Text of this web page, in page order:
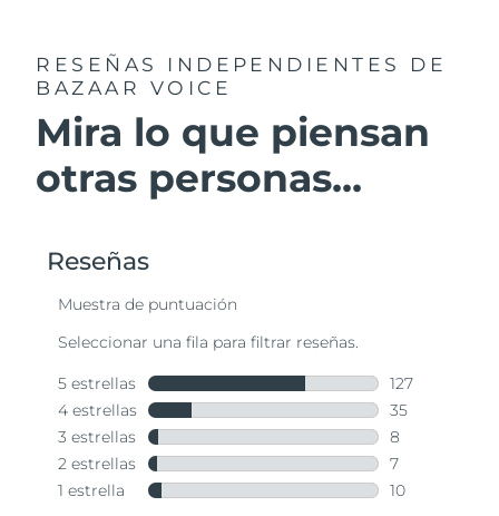
RESEÑAS INDEPENDIENTES
DE
BAZAAR VOICE
Mira lo que piensan
otras personas...